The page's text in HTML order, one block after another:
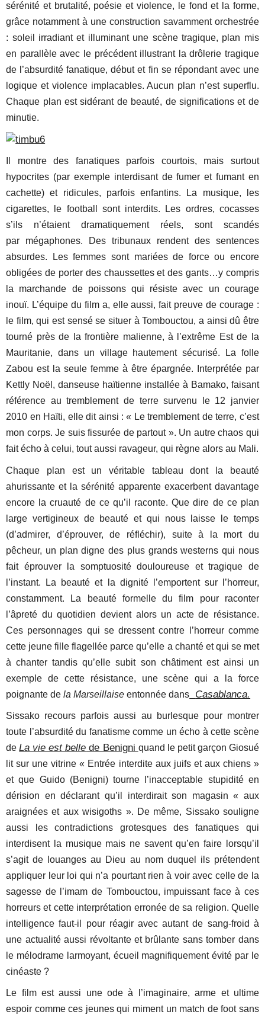
sérénité et brutalité, poésie et violence, le fond et la forme,
grâce notamment à une construction savamment orchestrée
: soleil irradiant et illuminant une scène tragique, plan mis
en parallèle avec le précédent illustrant la drôlerie tragique
de l’absurdité fanatique, début et fin se répondant avec une
logique et violence implacables. Aucun plan n’est superflu.
Chaque plan est sidérant de beauté, de significations et de
minutie.
Il montre des fanatiques parfois courtois, mais surtout
hypocrites (par exemple interdisant de fumer et fumant en
cachette) et ridicules, parfois enfantins. La musique, les
cigarettes, le football sont interdits. Les ordres, cocasses
s’ils n’étaient dramatiquement réels, sont scandés
par mégaphones. Des tribunaux rendent des sentences
absurdes. Les femmes sont mariées de force ou encore
obligées de porter des chaussettes et des gants…y compris
la marchande de poissons qui résiste avec un courage
inouï. L’équipe du film a, elle aussi, fait preuve de courage :
le film, qui est sensé se situer à Tombouctou, a ainsi dû être
tourné près de la frontière malienne, à l’extrême Est de la
Mauritanie, dans un village hautement sécurisé. La folle
Zabou est la seule femme à être épargnée. Interprétée par
Kettly Noël, danseuse haïtienne installée à Bamako, faisant
référence au tremblement de terre survenu le 12 janvier
2010 en Haïti, elle dit ainsi : « Le tremblement de terre, c’est
mon corps. Je suis fissurée de partout ». Un autre chaos qui
fait écho à celui, tout aussi ravageur, qui règne alors au Mali.
Chaque plan est un véritable tableau dont la beauté
ahurissante et la sérénité apparente exacerbent davantage
encore la cruauté de ce qu’il raconte. Que dire de ce plan
large vertigineux de beauté et qui nous laisse le temps
(d’admirer, d’éprouver, de réfléchir), suite à la mort du
pêcheur, un plan digne des plus grands westerns qui nous
fait éprouver la somptuosité douloureuse et tragique de
l’instant. La beauté et la dignité l’emportent sur l’horreur,
constamment. La beauté formelle du film pour raconter
l’âpreté du quotidien devient alors un acte de résistance.
Ces personnages qui se dressent contre l’horreur comme
cette jeune fille flagellée parce qu’elle a chanté et qui se met
à chanter tandis qu’elle subit son châtiment est ainsi un
exemple de cette résistance, une scène qui a la force
poignante de la Marseillaise entonnée dans Casablanca.
Sissako recours parfois aussi au burlesque pour montrer
toute l’absurdité du fanatisme comme un écho à cette scène
deLa vie est belle de Benigni quand le petit garçon Giosué
lit sur une vitrine « Entrée interdite aux juifs et aux chiens »
et que Guido (Benigni) tourne l’inacceptable stupidité en
dérision en déclarant qu’il interdirait son magasin « aux
araignées et aux wisigoths ». De même, Sissako souligne
aussi les contradictions grotesques des fanatiques qui
interdisent la musique mais ne savent qu’en faire lorsqu’il
s’agit de louanges au Dieu au nom duquel ils prétendent
appliquer leur loi qui n’a pourtant rien à voir avec celle de la
sagesse de l’imam de Tombouctou, impuissant face à ces
horreurs et cette interprétation erronée de sa religion. Quelle
intelligence faut-il pour réagir avec autant de sang-froid à
une actualité aussi révoltante et brûlante sans tomber dans
le mélodrame larmoyant, écueil magnifiquement évité par le
cinéaste ?
Le film est aussi une ode à l’imaginaire, arme et ultime
espoir comme ces jeunes qui miment un match de foot sans